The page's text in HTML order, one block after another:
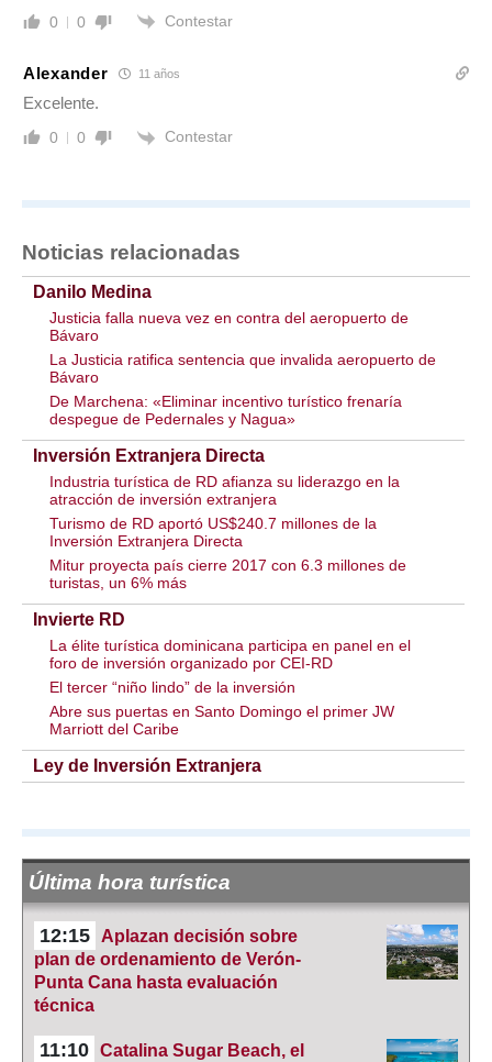
0 0 Contestar
Alexander 11 años
Excelente.
0 0 Contestar
Noticias relacionadas
Danilo Medina
Justicia falla nueva vez en contra del aeropuerto de
Bávaro
La Justicia ratifica sentencia que invalida aeropuerto de
Bávaro
De Marchena: «Eliminar incentivo turístico frenaría
despegue de Pedernales y Nagua»
Inversión Extranjera Directa
Industria turística de RD afianza su liderazgo en la
atracción de inversión extranjera
Turismo de RD aportó US$240.7 millones de la
Inversión Extranjera Directa
Mitur proyecta país cierre 2017 con 6.3 millones de
turistas, un 6% más
Invierte RD
La élite turística dominicana participa en panel en el
foro de inversión organizado por CEI-RD
El tercer “niño lindo” de la inversión
Abre sus puertas en Santo Domingo el primer JW
Marriott del Caribe
Ley de Inversión Extranjera
Última hora turística
12:15
Aplazan decisión sobre
plan de ordenamiento de Verón-
Punta Cana hasta evaluación
técnica
11:10 Catalina Sugar Beach, el